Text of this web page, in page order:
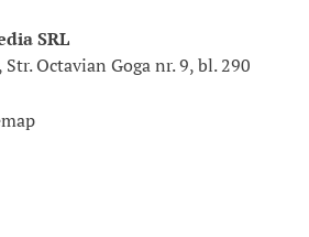
SRL
Octavian Goga nr. 9, bl. 290